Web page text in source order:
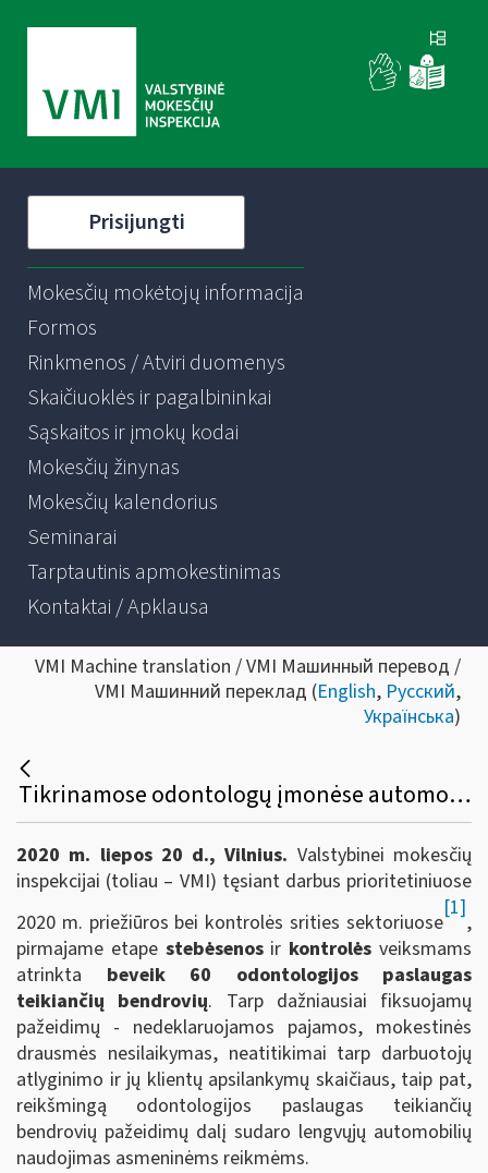
Prisijungti
Mokesčių mokėtojų informacija
Formos
Rinkmenos / Atviri duomenys
Skaičiuoklės ir pagalbininkai
Sąskaitos ir įmokų kodai
Mokesčių žinynas
Mokesčių kalendorius
Seminarai
Tarptautinis apmokestinimas
Kontaktai / Apklausa
VMI Machine translation / VMI Машинный перевод /
VMI Машинний переклад (English, Русский,
Українська)
Tikrinamose odontologų įmonėse automobiliai – įmonės ar jos savininko?
2020 m. liepos 20 d., Vilnius. Valstybinei mokesčių
inspekcijai (toliau – VMI) tęsiant darbus prioritetiniuose
2020 m. priežiūros bei kontrolės srities sektoriuose
[1]
,
pirmajame etape stebėsenosir kontrolės veiksmams
atrinkta beveik 60 odontologijos paslaugas
teikiančių bendrovių. Tarp dažniausiai fiksuojamų
pažeidimų - nedeklaruojamos pajamos, mokestinės
drausmės nesilaikymas, neatitikimai tarp darbuotojų
atlyginimo ir jų klientų apsilankymų skaičiaus, taip pat,
reikšmingą odontologijos paslaugas teikiančių
bendrovių pažeidimų dalį sudaro lengvųjų automobilių
naudojimas asmeninėms reikmėms.